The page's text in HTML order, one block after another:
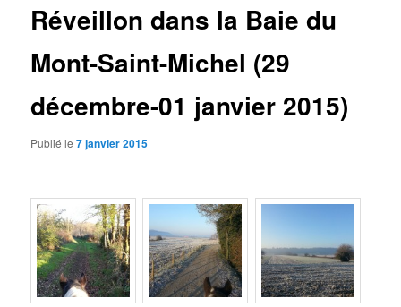
Réveillon dans la Baie du
Mont-Saint-Michel (29
décembre-01 janvier 2015)
Publié le7 janvier 2015